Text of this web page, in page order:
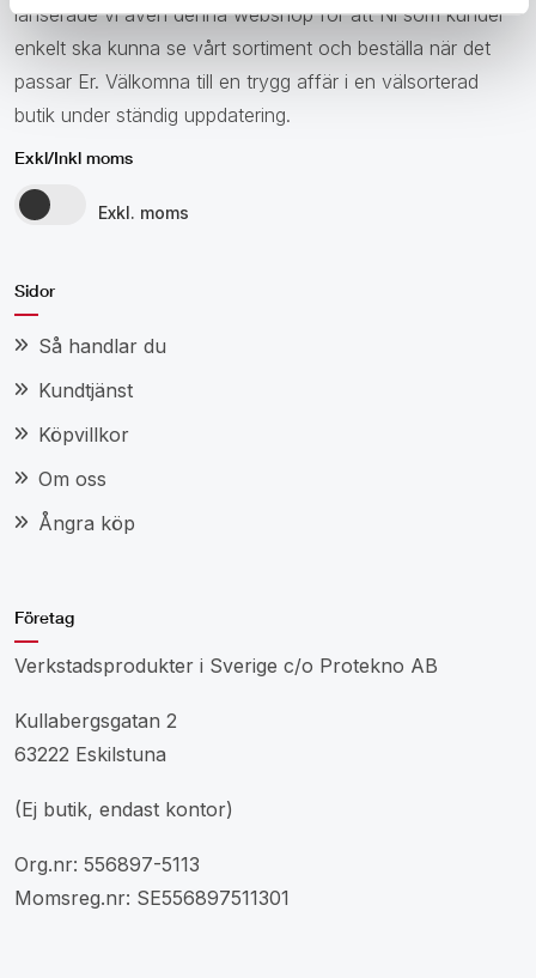
lanserade vi även denna webshop för att Ni som kunder
enkelt ska kunna se vårt sortiment och beställa när det
passar Er. Välkomna till en trygg affär i en välsorterad
butik under ständig uppdatering.
Exkl/Inkl moms
Exkl. moms
Sidor
Så handlar du
Kundtjänst
Köpvillkor
Om oss
Ångra köp
Företag
Verkstadsprodukter i Sverige c/o Protekno AB
Kullabergsgatan 2
63222 Eskilstuna
(Ej butik, endast kontor)
Org.nr: 556897-5113
Momsreg.nr: SE556897511301